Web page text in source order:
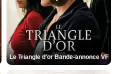
Le Triangle d'or Bande-annonce VF